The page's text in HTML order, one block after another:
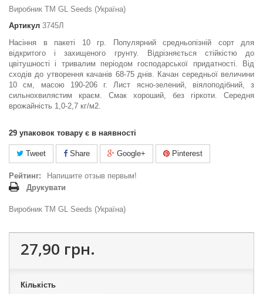
Виробник ТМ GL Seeds (Україна)
Артикул 3745Л
Насіння в пакеті 10 гр. Популярний средньопізній сорт для
відкритого і захищеного грунту. Відрізняється стійкістю до
цвітушності і тривалим періодом господарської придатності. Від
сходів до утворення качанів 68-75 днів. Качан середньої величини
10 cм, масою 190-206 г. Лист ясно-зелений, віялоподібний, з
сильнохвилястим краєм. Смак хороший, без гіркоти. Середня
врожайність 1,0-2,7 кг/м2.
29 упаковок товару є в наявності
Tweet Share Google+ Pinterest
Рейтинг:
Напишите отзыв первым!
Друкувати
Виробник ТМ GL Seeds (Україна)
27,90 грн.
Кількість